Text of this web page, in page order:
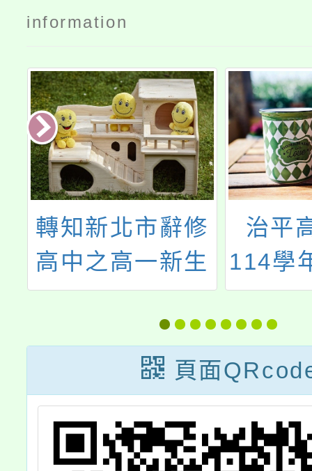
information
轉知新北市辭修
高中之高一新生
校園參訪資訊
治平
114學
期高
桃三
博覽
頁面